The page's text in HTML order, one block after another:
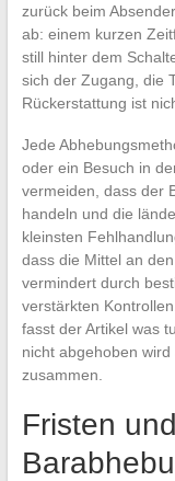
zurück beim
ab: einem kurzen
still hinter dem
sich der Zugang, die
Rückerstattung ist
Jede
oder ein Besuch in
vermeiden, dass der
handeln und die
kleinsten
dass die Mittel an
vermindert durch
verstärkten
fasst der Artikel was
nicht abgehoben
zusammen.
Fristen